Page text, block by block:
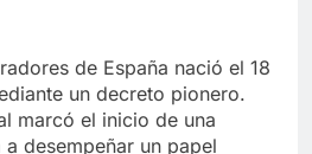
de España nació el 18
un decreto pionero.
marcó el inicio de una
desempeñar un papel